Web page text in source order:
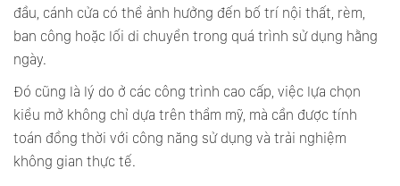
đầu, cánh cửa có thể ảnh hưởng đến bố trí nội thất, rèm,
ban công hoặc lối di chuyển trong quá trình sử dụng hằng
ngày.
Đó cũng là lý do ở các công trình cao cấp, việc lựa chọn
kiểu mở không chỉ dựa trên thẩm mỹ, mà cần được tính
toán đồng thời với công năng sử dụng và trải nghiệm
không gian thực tế.